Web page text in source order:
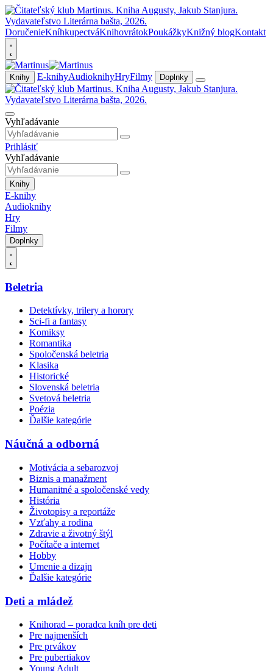
DoručenieKníhkupectváKnihovrátokPoukážkyKnižný blogKontakt
Knihy E-knihyAudioknihyHryFilmy Doplnky
Vyhľadávanie
Prihlásiť
Vyhľadávanie
Knihy
E-knihy
Audioknihy
Hry
Filmy
Doplnky
Beletria
Detektívky, trilery a horory
Sci-fi a fantasy
Komiksy
Romantika
Spoločenská beletria
Klasika
Historické
Slovenská beletria
Svetová beletria
Poézia
Ďalšie kategórie
Náučná a odborná
Motivácia a sebarozvoj
Biznis a manažment
Humanitné a spoločenské vedy
História
Životopisy a reportáže
Vzťahy a rodina
Zdravie a životný štýl
Počítače a internet
Hobby
Umenie a dizajn
Ďalšie kategórie
Deti a mládež
Knihorad – poradca kníh pre deti
Pre najmenších
Pre prvákov
Pre pubertiakov
Young Adult